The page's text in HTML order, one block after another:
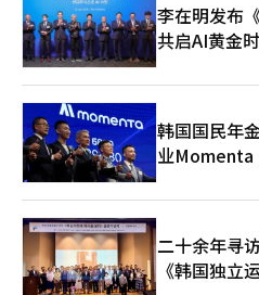
李在明发布
共启AI黄金
韩国国民年
业Momenta
二十余年寻
《韩国独立